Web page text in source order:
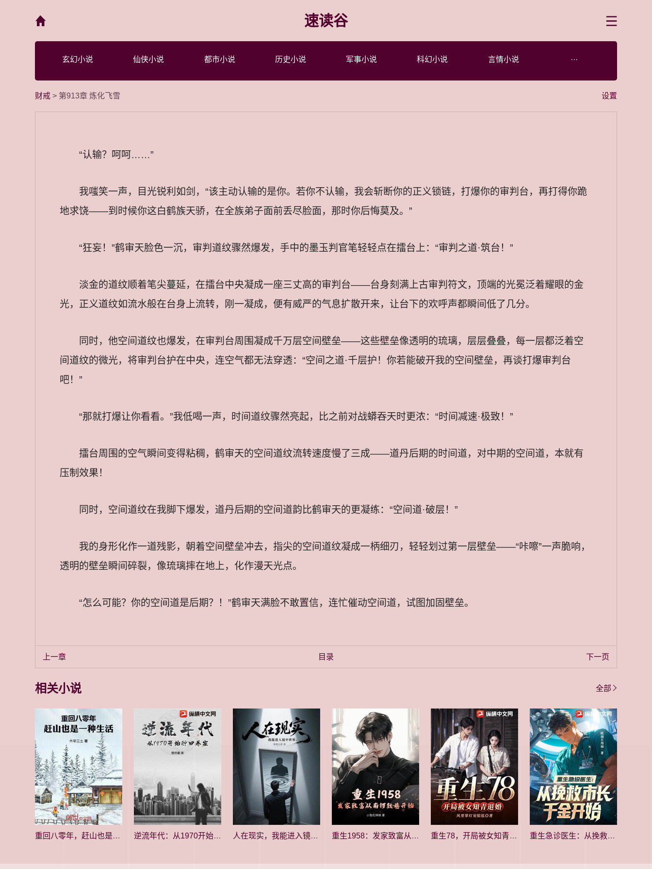
速读谷
玄幻小说 仙侠小说 都市小说 历史小说 军事小说 科幻小说 言情小说 ···
设置
财戒 > 第913章 炼化飞雪
“认输？呵呵……”
我嗤笑一声，目光锐利如剑，“该主动认输的是你。若你不认输，我会斩断你的正义锁链，打爆你的审判台，再打得你跪
地求饶——到时候你这白鹤族天骄，在全族弟子面前丢尽脸面，那时你后悔莫及。”
“狂妄！”鹤审天脸色一沉，审判道纹骤然爆发，手中的墨玉判官笔轻轻点在擂台上：“审判之道·筑台！”
淡金的道纹顺着笔尖蔓延，在擂台中央凝成一座三丈高的审判台——台身刻满上古审判符文，顶端的光冕泛着耀眼的金
光，正义道纹如流水般在台身上流转，刚一凝成，便有威严的气息扩散开来，让台下的欢呼声都瞬间低了几分。
同时，他空间道纹也爆发，在审判台周围凝成千万层空间壁垒——这些壁垒像透明的琉璃，层层叠叠，每一层都泛着空
间道纹的微光，将审判台护在中央，连空气都无法穿透：“空间之道·千层护！你若能破开我的空间壁垒，再谈打爆审判台
吧！”
“那就打爆让你看看。”我低喝一声，时间道纹骤然亮起，比之前对战蟒吞天时更浓：“时间减速·极致！”
擂台周围的空气瞬间变得粘稠，鹤审天的空间道纹流转速度慢了三成——道丹后期的时间道，对中期的空间道，本就有
压制效果！
同时，空间道纹在我脚下爆发，道丹后期的空间道韵比鹤审天的更凝练：“空间道·破层！”
我的身形化作一道残影，朝着空间壁垒冲去，指尖的空间道纹凝成一柄细刃，轻轻划过第一层壁垒——“咔嚓”一声脆响，
透明的壁垒瞬间碎裂，像琉璃摔在地上，化作漫天光点。
“怎么可能？你的空间道是后期？！”鹤审天满脸不敢置信，连忙催动空间道，试图加固壁垒。
上一章 目录 下一页
相关小说 全部
重回八零年，赶山也是一种生活 逆流年代：从1970开始种田养家 人在现实，我能进入镜中世界 重生1958：发家致富从南锣鼓巷开始 重生78，开局被女知青退婚 重生急诊医生：从挽救市长千金开始